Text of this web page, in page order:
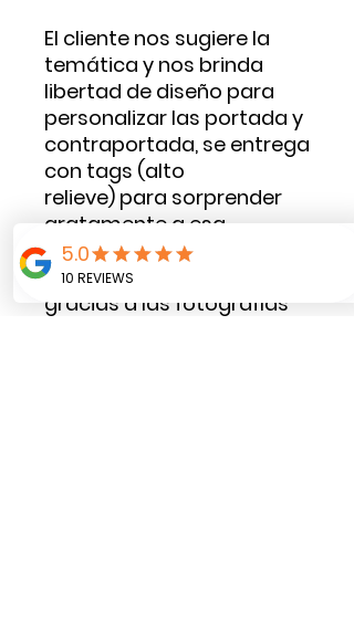
El cliente nos sugiere la
temática y nos brinda
libertad de diseño para
personalizar las portada y
contraportada, se entrega
con tags (alto
relieve) para sorprender
gratamente a esa
persona con momentos
que pueda recordar
gracias a las fotografías